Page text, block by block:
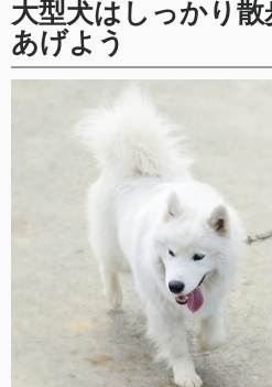
大型犬はしっかり
あげよう